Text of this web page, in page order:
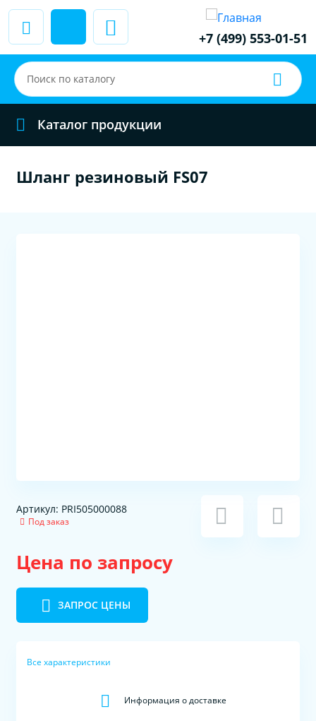
+7 (499) 553-01-51
Каталог продукции
Шланг резиновый FS07
Артикул: PRI505000088
Под заказ
Цена по запросу
ЗАПРОС ЦЕНЫ
Все характеристики
Информация о доставке